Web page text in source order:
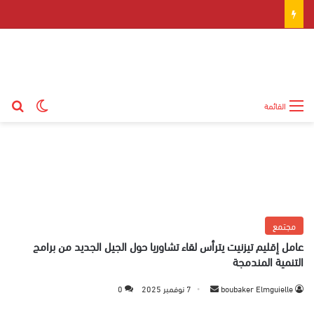
القائمة
مجتمع
عامل إقليم تيزنيت يترأس لقاء تشاوريا حول الجيل الجديد من برامج
التنمية المندمجة
boubaker Elmguielle 7 نوفمبر 2025 0